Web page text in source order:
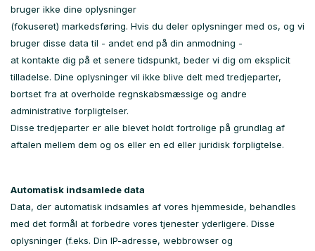
bruger ikke dine oplysninger
(fokuseret) markedsføring. Hvis du deler oplysninger med os, og vi
bruger disse data til - andet end på din anmodning -
at kontakte dig på et senere tidspunkt, beder vi dig om eksplicit
tilladelse. Dine oplysninger vil ikke blive delt med tredjeparter,
bortset fra at overholde regnskabsmæssige og andre
administrative forpligtelser.
Disse tredjeparter er alle blevet holdt fortrolige på grundlag af
aftalen mellem dem og os eller en ed eller juridisk forpligtelse.
Automatisk indsamlede data
Data, der automatisk indsamles af vores hjemmeside, behandles
med det formål at forbedre vores tjenester yderligere. Disse
oplysninger (f.eks. Din IP-adresse, webbrowser og